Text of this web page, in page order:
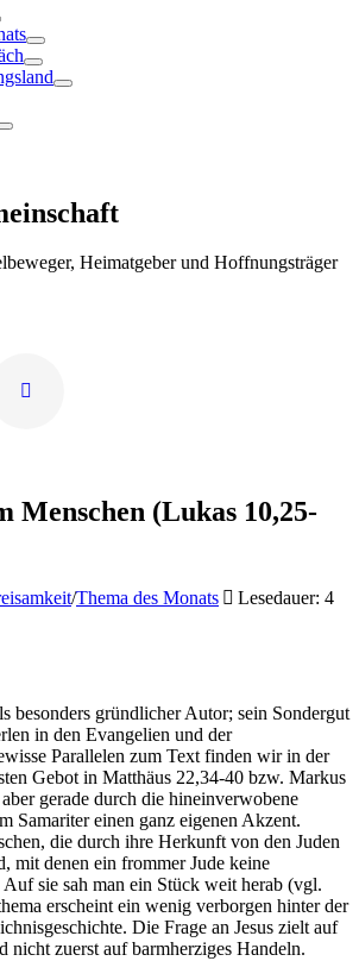
Heimatgeber und Hoffnungsträger
Menschen (Lukas 10,25-
/Thema des Monats
Lesedauer: 4
besonders gründlicher Autor; sein Sondergut
in den Evangelien und der
Parallelen zum Text finden wir in der
Gebot in Matthäus 22,34-40 bzw. Markus
gerade durch die hineinverwobene
Samariter einen ganz eigenen Akzent.
die durch ihre Herkunft von den Juden
mit denen ein frommer Jude keine
sie sah man ein Stück weit herab (vgl.
erscheint ein wenig verborgen hinter der
Die Frage an Jesus zielt auf
nicht zuerst auf barmherziges Handeln.